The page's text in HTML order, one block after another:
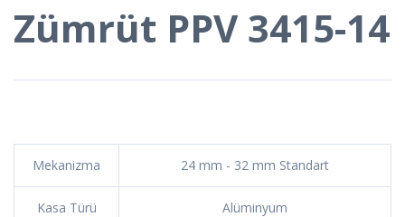
Zümrüt PPV 3415-14
Mekanizma 24 mm - 32 mm Standart
Kasa Türü Alüminyum